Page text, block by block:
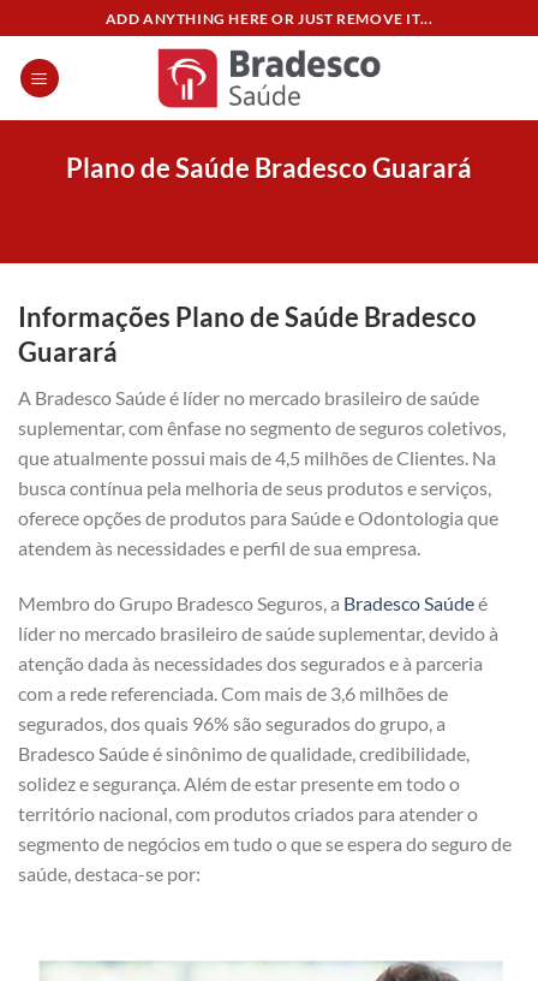
content
ADD ANYTHING HERE OR JUST REMOVE IT...
Plano de Saúde Bradesco Guarará
Informações Plano de Saúde Bradesco
Guarará
A Bradesco Saúde é líder no mercado brasileiro de saúde
suplementar, com ênfase no segmento de seguros coletivos,
que atualmente possui mais de 4,5 milhões de Clientes. Na
busca contínua pela melhoria de seus produtos e serviços,
oferece opções de produtos para Saúde e Odontologia que
atendem às necessidades e perfil de sua empresa.
Membro do Grupo Bradesco Seguros, a Bradesco Saúdeé
líder no mercado brasileiro de saúde suplementar, devido à
atenção dada às necessidades dos segurados e à parceria
com a rede referenciada. Com mais de 3,6 milhões de
segurados, dos quais 96% são segurados do grupo, a
Bradesco Saúde é sinônimo de qualidade, credibilidade,
solidez e segurança. Além de estar presente em todo o
território nacional, com produtos criados para atender o
segmento de negócios em tudo o que se espera do seguro de
saúde, destaca-se por: